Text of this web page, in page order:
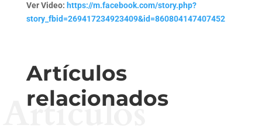
Ver Video: https://m.facebook.com/story.php?
story_fbid=269417234923409&id=860804147407452
Artículos
relacionados
Artículos